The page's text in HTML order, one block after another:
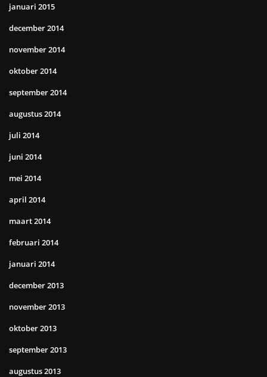
januari 2015
december 2014
november 2014
oktober 2014
september 2014
augustus 2014
juli 2014
juni 2014
mei 2014
april 2014
maart 2014
februari 2014
januari 2014
december 2013
november 2013
oktober 2013
september 2013
augustus 2013